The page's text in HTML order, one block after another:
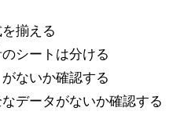
揃える
シートは分ける
ないか確認する
データがないか確認する